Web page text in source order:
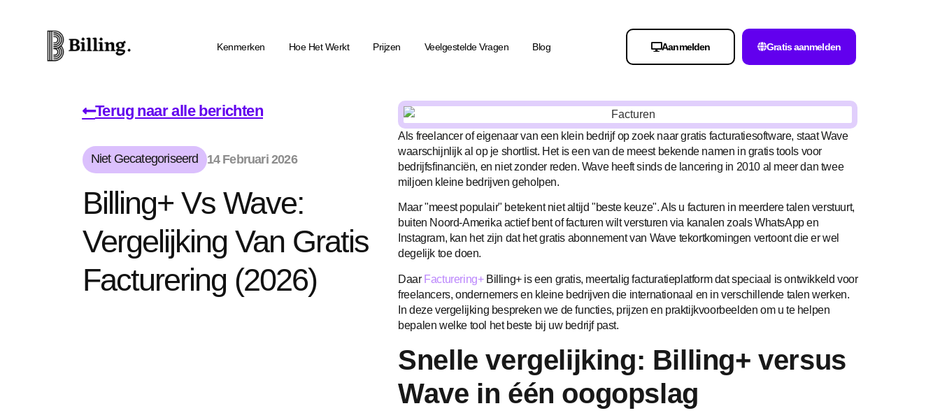
Kenmerken Hoe Het Werkt Prijzen Veelgestelde Vragen Blog Aanmelden Gratis aanmelden
Terug naar alle berichten
Niet Gecategoriseerd 14 Februari 2026
Billing+ Vs Wave:
Vergelijking Van Gratis
Facturering (2026)
Als freelancer of eigenaar van een klein bedrijf op zoek naar gratis facturatiesoftware, staat Wave
waarschijnlijk al op je shortlist. Het is een van de meest bekende namen in gratis tools voor
bedrijfsfinanciën, en niet zonder reden. Wave heeft sinds de lancering in 2010 al meer dan twee
miljoen kleine bedrijven geholpen.
Maar "meest populair" betekent niet altijd "beste keuze". Als u facturen in meerdere talen verstuurt,
buiten Noord-Amerika actief bent of facturen wilt versturen via kanalen zoals WhatsApp en
Instagram, kan het zijn dat het gratis abonnement van Wave tekortkomingen vertoont die er wel
degelijk toe doen.
Daar Facturering+Billing+ is een gratis, meertalig facturatieplatform dat speciaal is ontwikkeld voor
freelancers, ondernemers en kleine bedrijven die internationaal en in verschillende talen werken.
In deze vergelijking bespreken we de functies, prijzen en praktijkvoorbeelden om u te helpen
bepalen welke tool het beste bij uw bedrijf past.
Snelle vergelijking: Billing+ versus
Wave in één oogopslag